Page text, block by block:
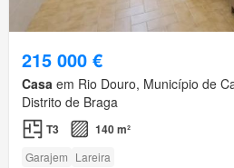
215 000 €
Casa em Rio Douro, Município de
Distrito de Braga
T3 140 m²
Garajem Lareira